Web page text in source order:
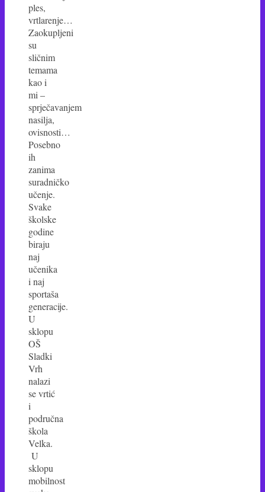
ples,
vrtlarenje…
Zaokupljeni
su
sličnim
temama
kao i
mi –
sprječavanjem
nasilja,
ovisnosti…
Posebno
ih
zanima
suradničko
učenje.
Svake
školske
godine
biraju
naj
učenika
i naj
sportaša
generacije.
U
sklopu
OŠ
Sladki
Vrh
nalazi
se vrtić
i
područna
škola
Velka.
U
sklopu
mobilnost